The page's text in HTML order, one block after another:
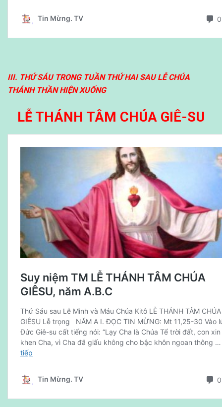
III. THỨ SÁU TRONG TUẦN THỨ HAI SAU LỄ CHÚA
THÁNH THẦN HIỆN XUỐNG
LỄ THÁNH TÂM CHÚA GIÊ-SU